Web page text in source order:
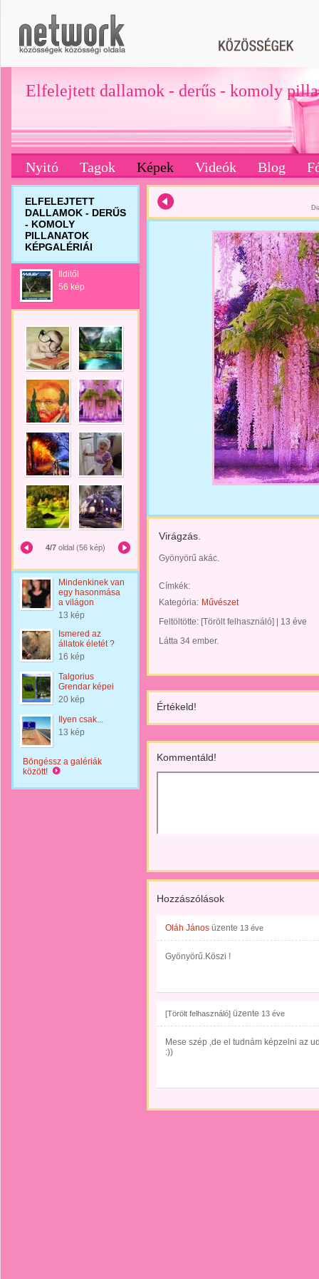
Elfelejtett dallamok - derűs - komoly
Nyitó Tagok Képek Videók Blog
ELFELEJTETT
DALLAMOK - DERŰS
- KOMOLY
PILLANATOK
KÉPGALÉRIÁI
Ilditől
56 kép
4/7 oldal (56 kép)
Mindenkinek van
egy hasonmása
a világon
13 kép
Ismered az
állatok életét ?
16 kép
Talgorius
Grendar képei
20 kép
Ilyen csak...
13 kép
Böngéssz a galériák
között!
Virágzás.
Gyönyörű akác.
Címkék:
Kategória: Művészet
Feltöltötte: [Törölt felhasználó]
13 éve
Látta 34 ember.
Értékeld!
Kommentáld!
Hozzászólások
Oláh János üzente 13 éve
Gyönyörű.Köszi !
[Törölt felhasználó] üzente 13 éve
Mese szép ,de el tudnám képzelni az
:))